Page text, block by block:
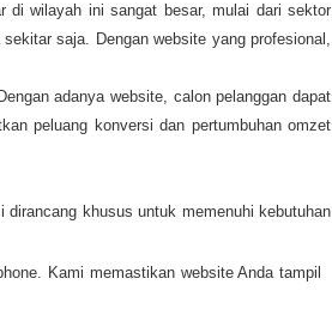
di wilayah ini sangat besar, mulai dari sektor
saja. Dengan website yang profesional,
adanya website, calon pelanggan dapat
peluang konversi dan pertumbuhan omzet
khusus untuk memenuhi kebutuhan
Kami memastikan website Anda tampil